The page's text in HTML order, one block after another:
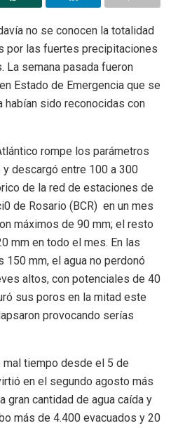
no se conocen la totalidad
por las fuertes precipitaciones
La semana pasada fueron
Estado de Emergencia que se
habían sido reconocidas con
rompe los parámetros
descargó entre 100 a 300
de la red de estaciones de
de Rosario (BCR) en un mes
máximos de 90 mm; el resto
mm en todo el mes. En las
mm, el agua no perdonó
altos, con potenciales de 40
sus poros en la mitad este
provocando serías
tiempo desde el 5 de
en el segundo agosto más
gran cantidad de agua caída y
más de 4.400 evacuados y 20